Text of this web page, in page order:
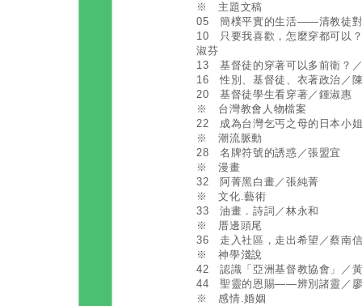
※ 主題文稿
05 簡樸平實的生活——清教徒對
10 只要我喜歡，怎麼穿都可以
淑芬
13 基督徒的穿著可以多前衛？
16 性別、基督徒、衣著政治／
20 基督徒學生看穿著／鍾淑惠
※ 台灣教會人物檔案
22 成為台灣乞丐之母的日本小
※ 潮流脈動
28 名牌符號的誘惑／張盟宜
※ 漫畫
32 阿菁黑白畫／張純菁
※ 文化.藝術
33 油畫．詩詞／林永和
※ 厝邊頭尾
36 走入社區，走出希望／蔡南
※ 神學淺說
42 認識「亞洲基督教協會」／
44 聖靈的恩賜——辨別諸靈／
※ 感情.婚姻